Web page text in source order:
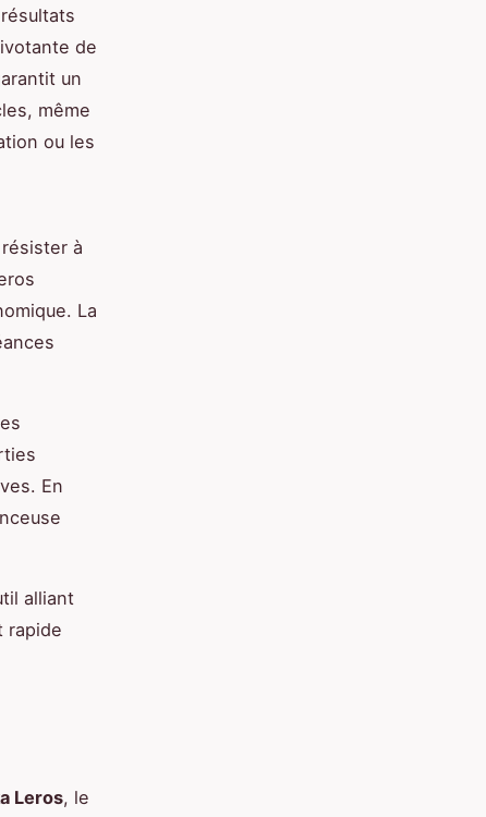
de
un
même
ou les
à
La
En
alliant
rapide
Leros, le